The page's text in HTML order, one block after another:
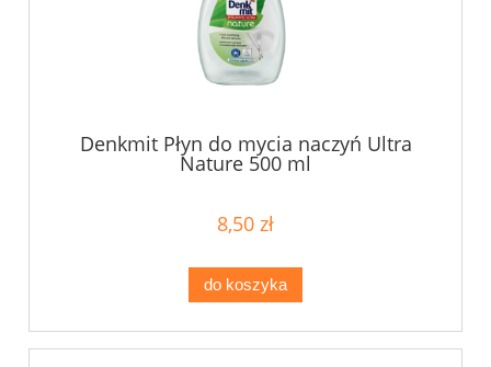
Denkmit Płyn do mycia naczyń Ultra
Nature 500 ml
8,50 zł
do koszyka